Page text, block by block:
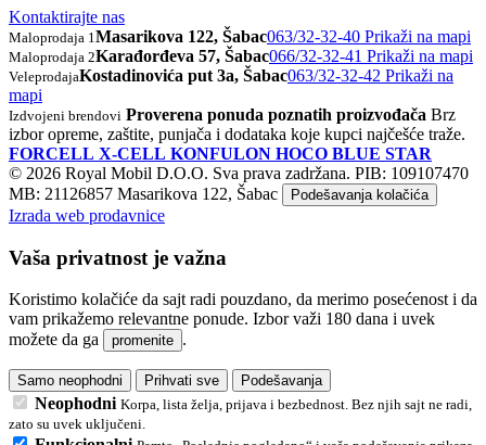
Kontaktirajte nas
Maloprodaja 1 Masarikova 122, Šabac063/32-32-40 Prikaži na mapi
Maloprodaja 2Karađorđeva 57, Šabac066/32-32-41 Prikaži na mapi
VeleprodajaKostadinovića put 3a, Šabac063/32-32-42 Prikaži na
mapi
Izdvojeni brendovi Proverena ponuda poznatih proizvođača Brz
izbor opreme, zaštite, punjača i dodataka koje kupci najčešće traže.
FORCELL X-CELL KONFULON HOCO BLUE STAR
© 2026 Royal Mobil D.O.O. Sva prava zadržana. PIB: 109107470
MB: 21126857 Masarikova 122, Šabac Podešavanja kolačića
Izrada web prodavnice
Vaša privatnost je važna
Koristimo kolačiće da sajt radi pouzdano, da merimo posećenost i da
vam prikažemo relevantne ponude. Izbor važi 180 dana i uvek
možete da ga
promenite .
Samo neophodni Prihvati sve Podešavanja
Neophodni Korpa, lista želja, prijava i bezbednost. Bez njih sajt ne radi,
zato su uvek uključeni.